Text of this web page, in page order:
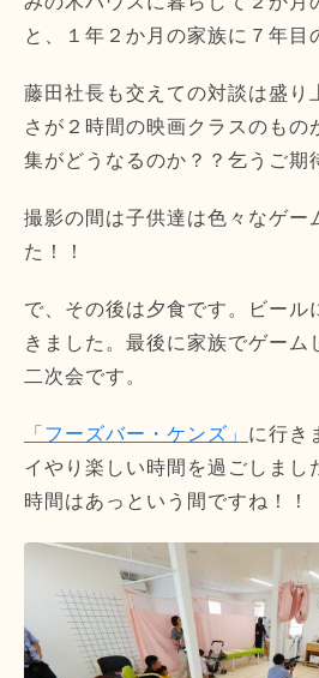
と、１年２か月の家族に７年目
藤田社長も交えての対談は盛り
さが２時間の映画クラスのもの
集がどうなるのか？？乞うご期
撮影の間は子供達は色々なゲー
た！！
で、その後は夕食です。ビール
きました。最後に家族でゲーム
二次会です。
「フーズバー・ケンズ」 に行き
イやり楽しい時間を過ごしまし
時間はあっという間ですね！！